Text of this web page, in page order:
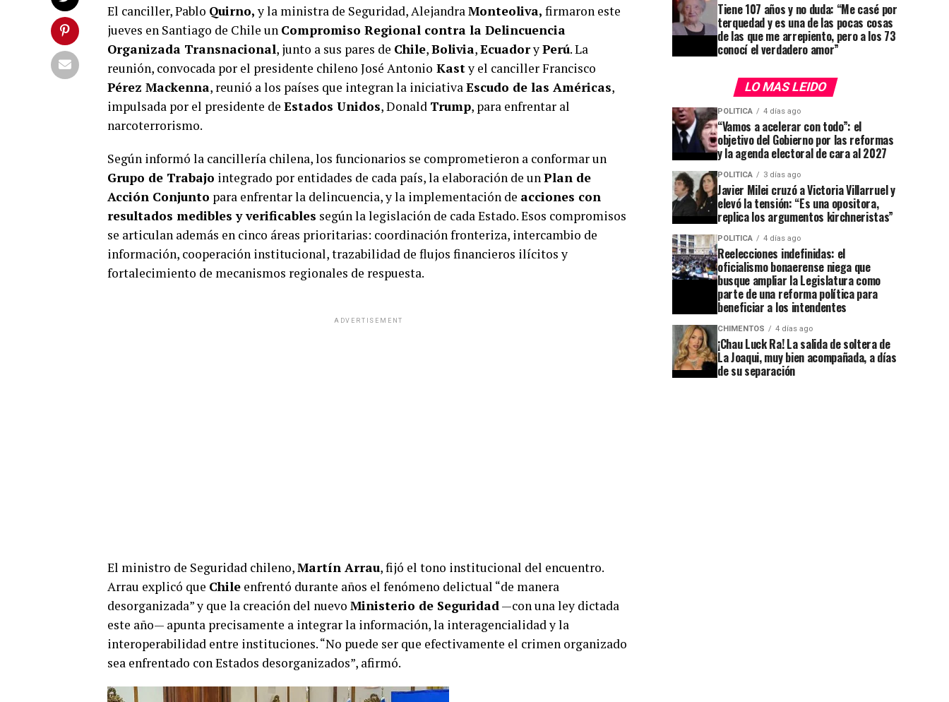
El canciller, Pablo Quirno,y la ministra de Seguridad, Alejandra Monteoliva, firmaron este
jueves en Santiago de Chile un Compromiso Regional contra la Delincuencia
Organizada Transnacional, junto a sus pares de Chile,Bolivia,EcuadoryPerú. La
reunión, convocada por el presidente chileno José Antonio Kasty el canciller Francisco
Pérez Mackenna, reunió a los países que integran la iniciativa Escudo de las Américas,
impulsada por el presidente de Estados Unidos, Donald Trump, para enfrentar al
narcoterrorismo.
Según informó la cancillería chilena, los funcionarios se comprometieron a conformar un
Grupo de Trabajo integrado por entidades de cada país, la elaboración de un Plan de
Acción Conjunto para enfrentar la delincuencia, y la implementación de acciones con
resultados medibles y verificables según la legislación de cada Estado. Esos compromisos
se articulan además en cinco áreas prioritarias: coordinación fronteriza, intercambio de
información, cooperación institucional, trazabilidad de flujos financieros ilícitos y
fortalecimiento de mecanismos regionales de respuesta.
ADVERTISEMENT
El ministro de Seguridad chileno,Martín Arrau, fijó el tono institucional del encuentro.
Arrau explicó que Chile enfrentó durante años el fenómeno delictual “de manera
desorganizada” y que la creación del nuevo Ministerio de Seguridad —con una ley dictada
este año— apunta precisamente a integrar la información, la interagencialidad y la
interoperabilidad entre instituciones. “No puede ser que efectivamente el crimen organizado
sea enfrentado con Estados desorganizados”, afirmó.
Tiene 107 años y no duda: “Me casé por
terquedad y es una de las pocas cosas
de las que me arrepiento, pero a los 73
conocí el verdadero amor”
LO MAS LEIDO
POLITICA 4 días ago
“Vamos a acelerar con todo”: el
objetivo del Gobierno por las reformas
y la agenda electoral de cara al 2027
POLITICA 3 días ago
Javier Milei cruzó a Victoria Villarruel y
elevó la tensión: “Es una opositora,
replica los argumentos kirchneristas”
POLITICA 4 días ago
Reelecciones indefinidas: el
oficialismo bonaerense niega que
busque ampliar la Legislatura como
parte de una reforma política para
beneficiar a los intendentes
CHIMENTOS 4 días ago
¡Chau Luck Ra! La salida de soltera de
La Joaqui, muy bien acompañada, a días
de su separación